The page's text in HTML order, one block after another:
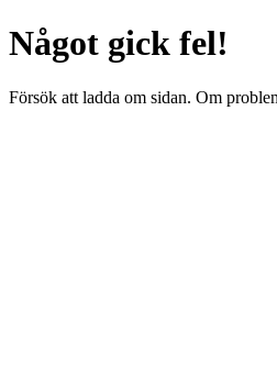
Något gick fel!
Försök att ladda om sidan. Om